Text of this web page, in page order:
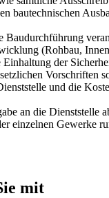
bautechnischen
Baudurchführung
(Rohbau,
der
Vorschriften
und die
an die Dienststelle
einzelnen Gewerke
mit